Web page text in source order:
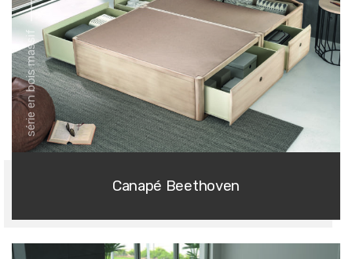
série en bois massif
Canapé Beethoven